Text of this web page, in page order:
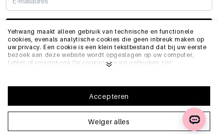
Yehwang maakt alleen gebruik van technische en functionele
cookies, evenals analytische cookies die geen inbreuk maken op
uw privacy. Een cookie is een klein tekstbestand dat bij uw eerste
bezoek aan deze website wordt opgeslagen op uw computer,
tablet of smartphone.De cookies die we gebruiken zijn
functioneert en bijvoorbeeld uw voorkeursinstellingen onthoudt.
Ze stellen ons ook in staat om onze website te optimaliseren.Om
ervoor te zorgen dat u een goede browse- en winkelervaring heeft
verzameling en het gebruik van cookies. U kunt zich afmelden
voor cookies door de instellingen van uw internetbrowser aan te
Weiger alles
Accepteren
SCHRIJF ME IN
INFO